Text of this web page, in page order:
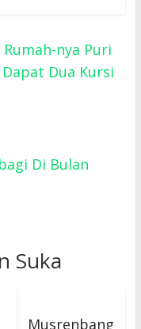
nya Puri
Dua Kursi
Di Bulan
Suka
Musrenbang